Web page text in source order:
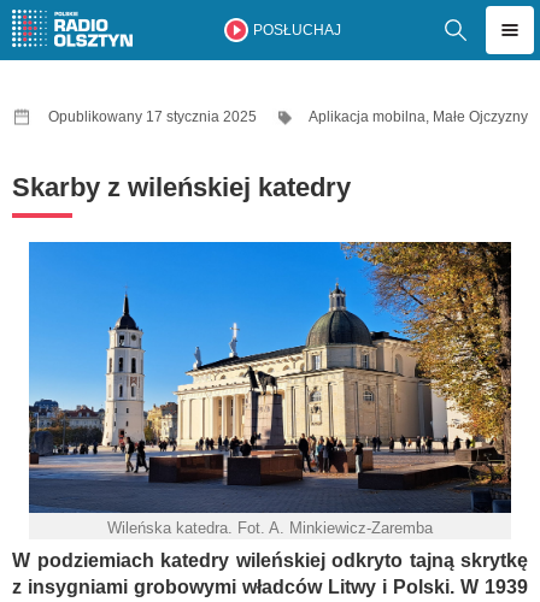
POSŁUCHAJ
Opublikowany 17 stycznia 2025 Aplikacja mobilna, Małe Ojczyzny
Skarby z wileńskiej katedry
Wileńska katedra. Fot. A. Minkiewicz-Zaremba
W podziemiach katedry wileńskiej odkryto tajną skrytkę
z insygniami grobowymi władców Litwy i Polski. W 1939